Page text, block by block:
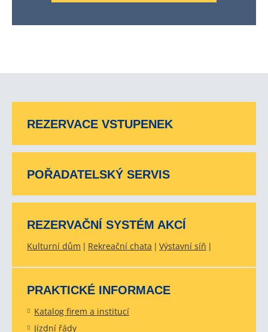
REZERVACE VSTUPENEK
POŘADATELSKÝ SERVIS
REZERVAČNÍ SYSTÉM AKCÍ
Kulturní dům Rekreační chata Výstavní síň
PRAKTICKÉ INFORMACE
Katalog firem a institucí
Jízdní řády